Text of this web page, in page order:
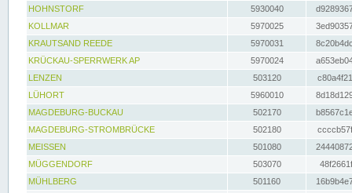
HOHNSTORF
5930040
KOLLMAR
5970025
KRAUTSAND REEDE
5970031
KRÜCKAU-SPERRWERK AP
5970024
LENZEN
503120
LÜHORT
5960010
MAGDEBURG-BUCKAU
502170
MAGDEBURG-STROMBRÜCKE
502180
MEISSEN
501080
MÜGGENDORF
503070
MÜHLBERG
501160